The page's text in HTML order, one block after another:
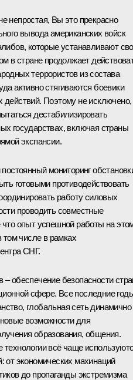
непростая, Вы это прекрасно
вывода американских войск
которые устанавливают
в стране продолжает
террористов из состава
активно стягиваются боевики
Поэтому не исключено,
дестабилизировать
государствах, включая страны
экспансии.
мониторинг
готовыми противодействовать
работу силовых
проводить совместные
опыт успешной работы на
том числе в рамках
СНГ.
обеспечение безопасности
сфере. Все последние
глобальная сеть динамично
возможности для
образования, общения.
всё чаще
от экономических махинаций
до пропаганды экстремизма